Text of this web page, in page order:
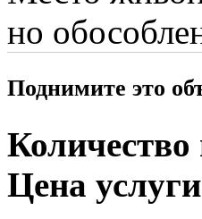
но
Поднимите это
Количество
Цена